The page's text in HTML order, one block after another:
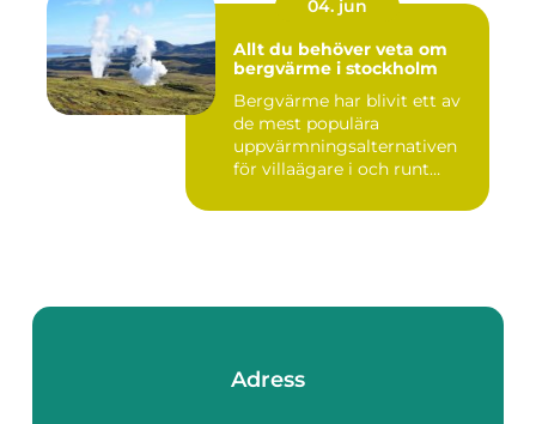
04. jun
Allt du behöver veta om
bergvärme i stockholm
Bergvärme har blivit ett av
de mest populära
uppvärmningsalternativen
för villaägare i och runt
Adress